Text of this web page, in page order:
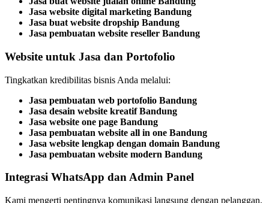
Jasa website digital marketing Bandung
Jasa buat website dropship Bandung
Jasa pembuatan website reseller Bandung
Website untuk Jasa dan Portofolio
Tingkatkan kredibilitas bisnis Anda melalui:
Jasa pembuatan web portofolio Bandung
Jasa desain website kreatif Bandung
Jasa website one page Bandung
Jasa pembuatan website all in one Bandung
Jasa website lengkap dengan domain Bandung
Jasa pembuatan website modern Bandung
Integrasi WhatsApp dan Admin Panel
Kami mengerti pentingnya komunikasi langsung dengan pelanggan.